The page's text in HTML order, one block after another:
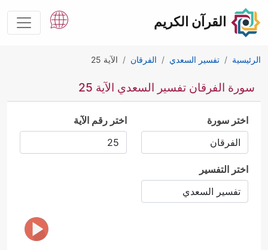
القرآن الكريم
الرئيسية تفسير السعدي الفرقان الآية 25
سورة الفرقان تفسير السعدي الآية 25
اختر سورة اختر رقم الآية
اختر التفسير